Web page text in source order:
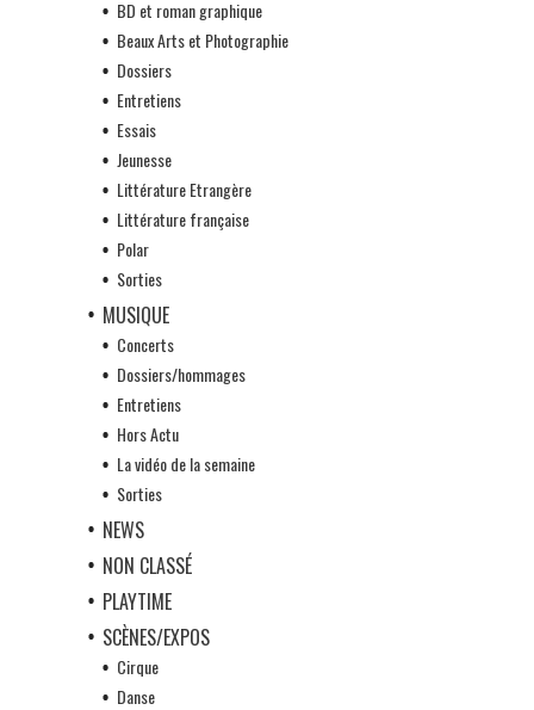
BD et roman graphique
Beaux Arts et Photographie
Dossiers
Entretiens
Essais
Jeunesse
Littérature Etrangère
Littérature française
Polar
Sorties
MUSIQUE
Concerts
Dossiers/hommages
Entretiens
Hors Actu
La vidéo de la semaine
Sorties
NEWS
NON CLASSÉ
PLAYTIME
SCÈNES/EXPOS
Cirque
Danse